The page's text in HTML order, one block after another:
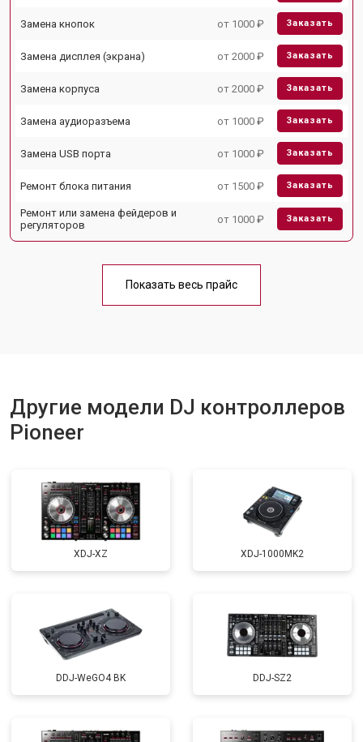
Замена кнопок от 1000 ₽ Заказать
Замена дисплея (экрана) от 2000 ₽ Заказать
Замена корпуса от 2000 ₽ Заказать
Замена аудиоразъема от 1000 ₽ Заказать
Замена USB порта от 1000 ₽ Заказать
Ремонт блока питания от 1500 ₽ Заказать
Ремонт или замена фейдеров и
регуляторов
от 1000 ₽ Заказать
Показать весь прайс
Другие модели DJ контроллеров
Pioneer
XDJ-XZ XDJ-1000MK2
DDJ-WeGO4 BK DDJ-SZ2